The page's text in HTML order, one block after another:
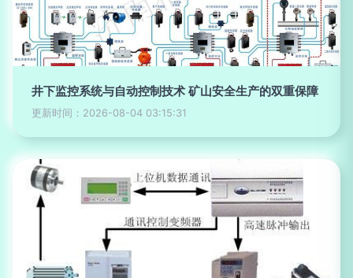
井下监控系统与自动控制技术 矿山安全生产的双重保障
更新时间：2026-08-04 03:15:31